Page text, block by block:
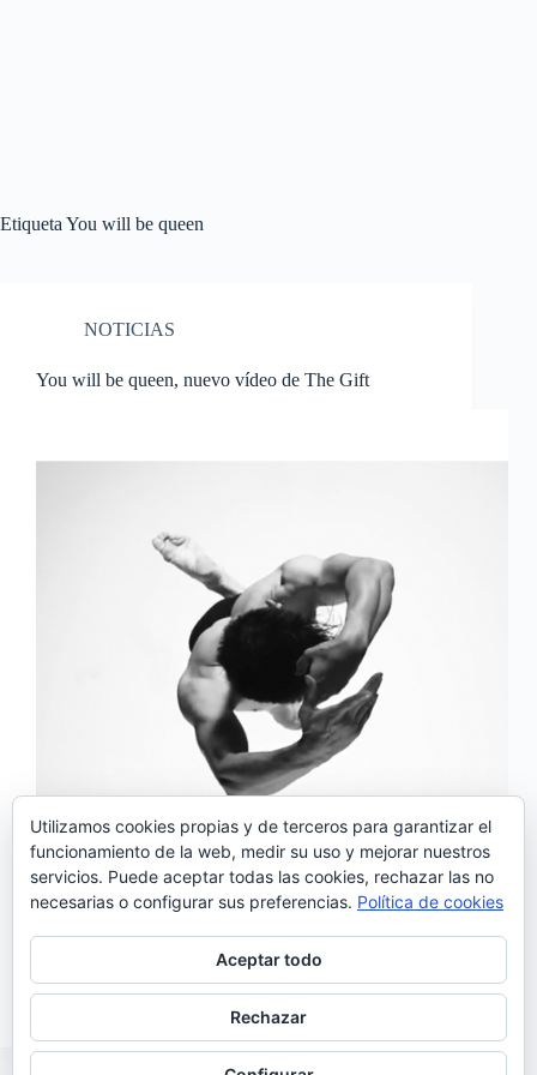
Etiqueta You will be queen
NOTICIAS
You will be queen, nuevo vídeo de The Gift
El martes que viene los tendremos en Madrid
presentando su último trabajo: «Altar», sin duda uno
de los mejores discos llegados de Portugal que nos
deja el año que ya termina, y hoy los The Gift
acaban de estrenar videoclip de…
Noemí Sánchez
07/12/2017
Utilizamos cookies propias y de terceros para garantizar el
funcionamiento de la web, medir su uso y mejorar nuestros
servicios. Puede aceptar todas las cookies, rechazar las no
necesarias o configurar sus preferencias. Política de cookies
Aceptar todo
Rechazar